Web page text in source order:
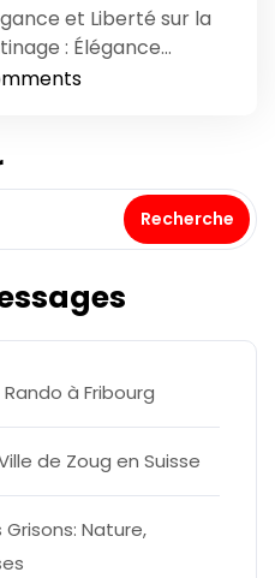
et Liberté sur la
: Élégance…
Recherche
à Fribourg
de Zoug en Suisse
Nature,